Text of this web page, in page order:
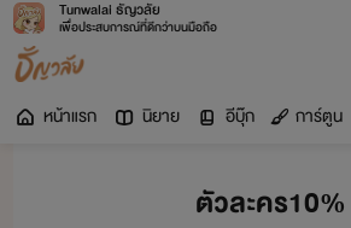
Tunwalai ธัญวลัย
เพื่อประสบการณ์ที่ดีกว่าบนมือถือ
หน้าแรก นิยาย อีบุ๊ก การ์ตูน
ตัวละคร10%